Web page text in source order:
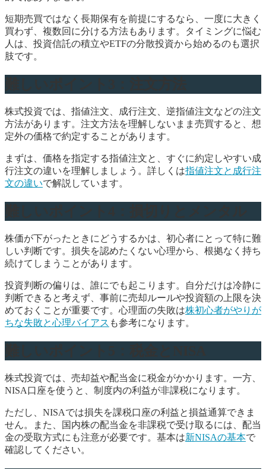
短期売買ではなく長期保有を前提にするなら、一度に大きく
買わず、複数回に分ける方法もあります。タイミングに悩む
人は、投資信託の積立やETFの分散投資から始めるのも選択
肢です。
株式投資では、指値注文、成行注文、逆指値注文などの注文
方法があります。注文方法を理解しないまま売買すると、想
定外の価格で約定することがあります。
まずは、価格を指定する指値注文と、すぐに約定しやすい成
行注文の違いを理解しましょう。詳しくは指値注文と成行注
文の違いで解説しています。
株価が下がったときにどうするかは、初心者にとって特に難
しい判断です。損失を認めたくない心理から、根拠なく持ち
続けてしまうことがあります。
投資判断の偏りは、誰にでも起こります。自分だけは冷静に
判断できると考えず、事前に売却ルールや投資額の上限を決
めておくことが重要です。心理面の失敗は株初心者がやりが
ちな失敗と心理バイアス も参考になります。
株式投資では、売却益や配当金に税金がかかります。一方、
NISA口座を使うと、制度内の利益が非課税になります。
ただし、NISAでは損失を課税口座の利益と損益通算できま
せん。また、国内株の配当金を非課税で受け取るには、配当
金の受取方式にも注意が必要です。基本は新NISAの基本で
確認してください。